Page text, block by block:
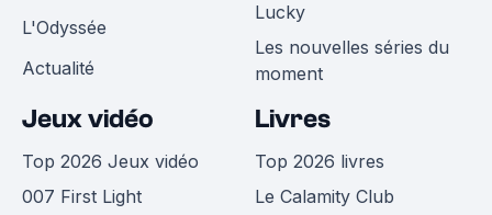
L'Odyssée
Actualité
Lucky
Les nouvelles séries du
moment
Jeux vidéo
Top 2026 Jeux vidéo
007 First Light
Livres
Top 2026 livres
Le Calamity Club